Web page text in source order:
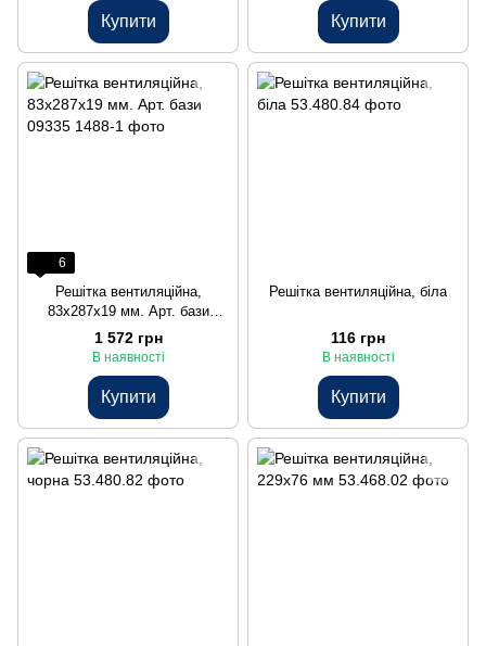
Купити Купити
6
Решітка вентиляційна,
83х287х19 мм. Арт. бази
09335
1 572 грн
В наявності
Купити
Решітка вентиляційна, біла
116 грн
В наявності
Купити